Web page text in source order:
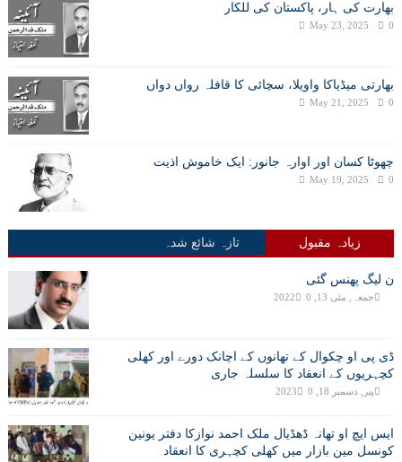
بھارت کی ہار، پاکستان کی للکار
May 23, 2025 0
بھارتی میڈیاکا واویلا، سچائی کا قافلہ رواں دواں
May 21, 2025 0
چھوٹا کسان اور اوارہ جانور: ایک خاموش اذیت
May 19, 2025 0
زیادہ مقبول تازہ شائع شدہ
ن لیگ پھنس گئی
جمعہ, مئی 13, 2022 0
ڈی پی او چکوال کے تھانوں کے اچانک دورے اور کھلی
کچہریوں کے انعقاد کا سلسلہ جاری
پیر, دسمبر 18, 2023 0
ایس ایچ او تھانہ ڈھڈیال ملک احمد نوازکا دفتر یونین
کونسل مین بازار میں کھلی کچہری کا انعقاد